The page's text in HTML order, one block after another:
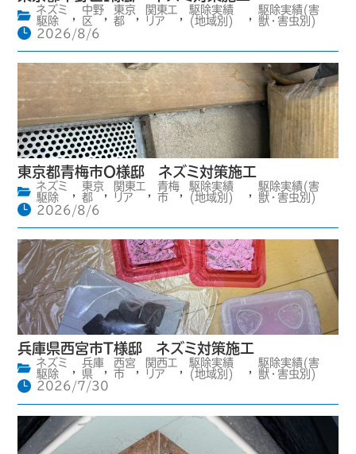
ネズミ
駆除
,
中野
区
,
東京
都
,
関東エ
リア
,
駆除実績
(地域別)
,
駆除実績(害
獣・害虫別)
2026/8/6
東京都青梅市O様邸 ネズミ対策施工
ネズミ
駆除
,
東京
都
,
関東エ
リア
,
青梅
市
,
駆除実績
(地域別)
,
駆除実績(害
獣・害虫別)
2026/8/6
兵庫県西宮市T様邸 ネズミ対策施工
ネズミ
駆除
,
兵庫
県
,
西宮
市
,
関西エ
リア
,
駆除実績
(地域別)
,
駆除実績(害
獣・害虫別)
2026/7/30